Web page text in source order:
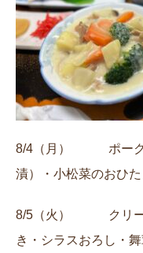
8/4（月） ポークチ
漬）・小松菜のおひ
8/5（火） クリー
き・シラスおろし・